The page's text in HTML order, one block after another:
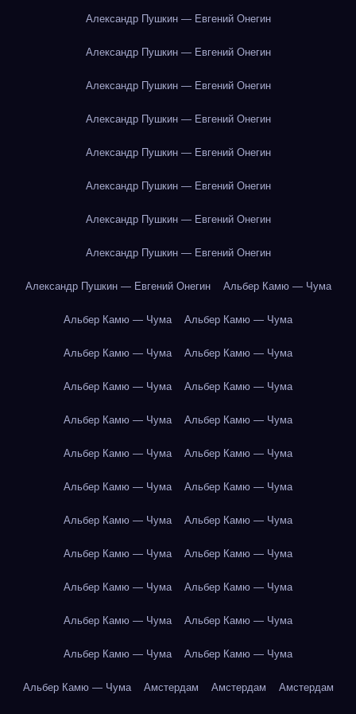
Александр Пушкин — Евгений Онегин
Александр Пушкин — Евгений Онегин
Александр Пушкин — Евгений Онегин
Александр Пушкин — Евгений Онегин
Александр Пушкин — Евгений Онегин
Александр Пушкин — Евгений Онегин
Александр Пушкин — Евгений Онегин
Александр Пушкин — Евгений Онегин
Александр Пушкин — Евгений Онегин Альбер Камю — Чума
Альбер Камю — Чума Альбер Камю — Чума
Альбер Камю — Чума Альбер Камю — Чума
Альбер Камю — Чума Альбер Камю — Чума
Альбер Камю — Чума Альбер Камю — Чума
Альбер Камю — Чума Альбер Камю — Чума
Альбер Камю — Чума Альбер Камю — Чума
Альбер Камю — Чума Альбер Камю — Чума
Альбер Камю — Чума Альбер Камю — Чума
Альбер Камю — Чума Альбер Камю — Чума
Альбер Камю — Чума Альбер Камю — Чума
Альбер Камю — Чума Альбер Камю — Чума
Альбер Камю — Чума Амстердам Амстердам Амстердам